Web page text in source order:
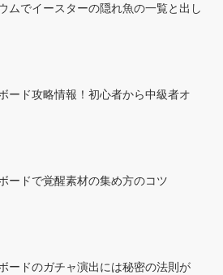
ムでイースターの隠れ魚の一覧と出し
ード攻略情報！初心者から中級者オ
ードで覚醒素材の集め方のコツ
ードのガチャ演出には秘密の法則が